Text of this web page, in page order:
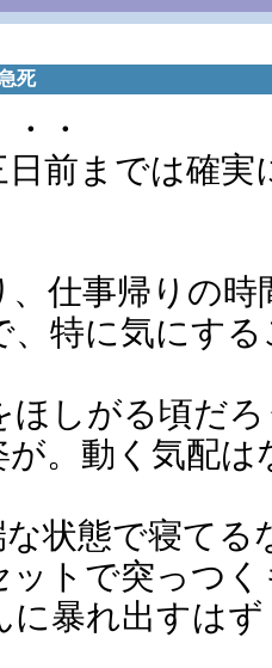
死
・
前までは確
、仕事帰りの
、特に気にす
ほしがる頃だ
が。動く気配は
な状態で寝てる
ットで突っつ
に暴れ出すはず